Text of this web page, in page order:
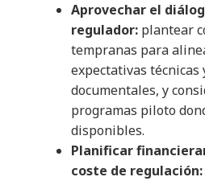
Aprovechar el
regulador: plantear
tempranas para
expectativas técnicas
documentales, y
programas piloto
disponibles.
Planificar
coste de regulación: